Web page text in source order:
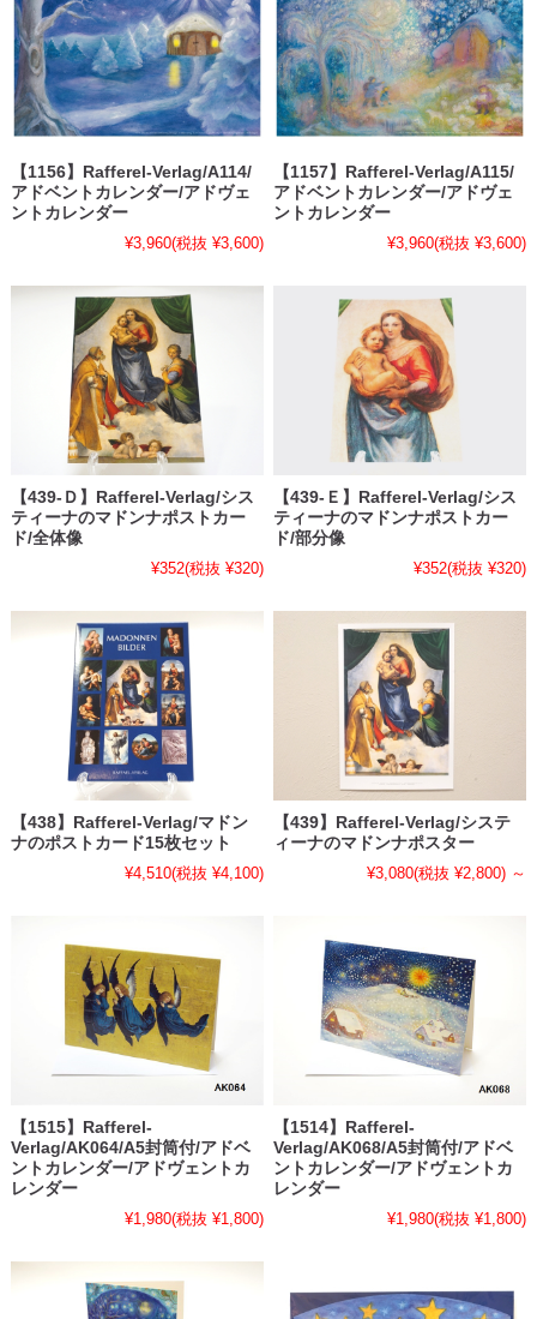
【1156】Rafferel-Verlag/A114/
アドベントカレンダー/アドヴェ
ントカレンダー
¥3,960(税抜 ¥3,600)
【1157】Rafferel-Verlag/A115/
アドベントカレンダー/アドヴェ
ントカレンダー
¥3,960(税抜 ¥3,600)
【439-Ｄ】Rafferel-Verlag/シス
ティーナのマドンナポストカー
ド/全体像
¥352(税抜 ¥320)
【439-Ｅ】Rafferel-Verlag/シス
ティーナのマドンナポストカー
ド/部分像
¥352(税抜 ¥320)
【438】Rafferel-Verlag/マドン
ナのポストカード15枚セット
¥4,510(税抜 ¥4,100)
【439】Rafferel-Verlag/システ
ィーナのマドンナポスター
¥3,080(税抜 ¥2,800) ～
【1515】Rafferel-
Verlag/AK064/A5封筒付/アドベ
ントカレンダー/アドヴェントカ
レンダー
¥1,980(税抜 ¥1,800)
【1514】Rafferel-
Verlag/AK068/A5封筒付/アドベ
ントカレンダー/アドヴェントカ
レンダー
¥1,980(税抜 ¥1,800)